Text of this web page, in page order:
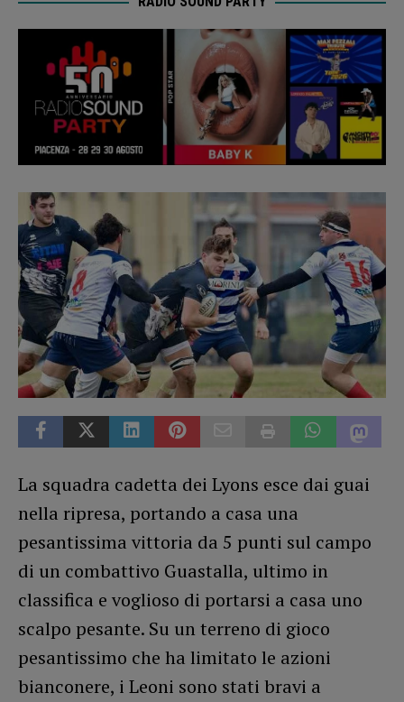
La squadra cadetta dei Lyons esce dai guai
nella ripresa, portando a casa una
pesantissima vittoria da 5 punti sul campo
di un combattivo Guastalla, ultimo in
classifica e voglioso di portarsi a casa uno
scalpo pesante. Su un terreno di gioco
pesantissimo che ha limitato le azioni
bianconere, i Leoni sono stati bravi a